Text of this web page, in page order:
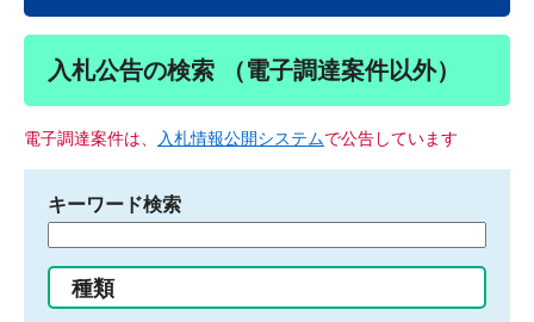
入札公告の検索 （電子調達案件以外）
電子調達案件は、 入札情報公開システムで公告しています
キーワード検索
る
種類